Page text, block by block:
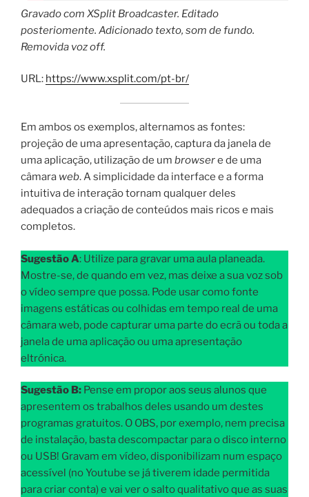
Gravado com XSplit Broadcaster. Editado
posteriomente. Adicionado texto, som de fundo.
Removida voz off.
URL: https://www.xsplit.com/pt-br/
Em ambos os exemplos, alternamos as fontes:
projeção de uma apresentação, captura da janela de
uma aplicação, utilização de um browsere de uma
câmara web. A simplicidade da interface e a forma
intuitiva de interação tornam qualquer deles
adequados a criação de conteúdos mais ricos e mais
completos.
Sugestão A: Utilize para gravar uma aula planeada.
Mostre-se, de quando em vez, mas deixe a sua voz sob
o vídeo sempre que possa. Pode usar como fonte
imagens estáticas ou colhidas em tempo real de uma
câmara web, pode capturar uma parte do ecrã ou toda a
janela de uma aplicação ou uma apresentação
eltrónica.
Sugestão B: Pense em propor aos seus alunos que
apresentem os trabalhos deles usando um destes
programas gratuitos. O OBS, por exemplo, nem precisa
de instalação, basta descompactar para o disco interno
ou USB! Gravam em vídeo, disponibilizam num espaço
acessível (no Youtube se já tiverem idade permitida
para criar conta) e vai ver o salto qualitativo que as suas